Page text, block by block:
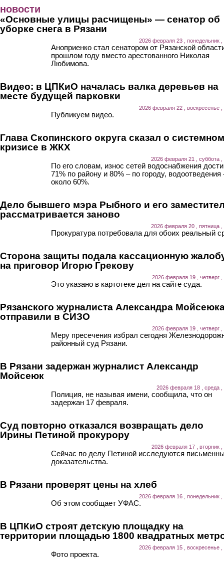
новости
«Основные улицы расчищены» — сенатор об
уборке снега в Рязани
2026 февраля 23 , понедельник ,
Аноприенко стал сенатором от Рязанской
прошлом году вместо арестованного Николая
Любимова.
Видео: в ЦПКиО началась валка деревьев на
месте будущей парковки
2026 февраля 22 , воскресенье ,
Публикуем видео.
Глава Скопинского округа сказал о системном
кризисе в ЖКХ
2026 февраля 21 , суббота ,
По его словам, износ сетей водоснабжения
71% по району и 80% – по городу, водоотведения
около 60%.
Дело бывшего мэра Рыбного и его
рассматривается заново
2026 февраля 20 , пятница ,
Прокуратура потребовала для обоих реальный
Сторона защиты подала кассационную
на приговор Игорю Грекову
2026 февраля 19 , четверг ,
Это указано в картотеке дел на сайте суда.
Рязанского журналиста Александра
отправили в СИЗО
2026 февраля 19 , четверг ,
Меру пресечения избрал сегодня
районный суд Рязани.
В Рязани задержан журналист Александр
Мойсеюк
2026 февраля 18 , среда ,
Полиция, не называя имени, сообщила, что он
задержан 17 февраля.
Суд повторно отказался возвращать дело
Ирины Петиной прокурору
2026 февраля 17 , вторник ,
Сейчас по делу Петиной исследуются
доказательства.
В Рязани проверят цены на хлеб
2026 февраля 16 , понедельник ,
Об этом сообщает УФАС.
В ЦПКиО строят детскую площадку на
территории площадью 1800 квадратных
2026 февраля 15 , воскресенье ,
Фото проекта.